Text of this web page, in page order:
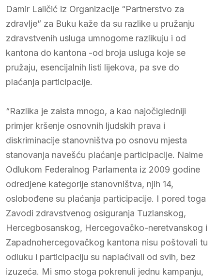
Damir Laličić iz Organizacije “Partnerstvo za
zdravlje” za Buku kaže da su razlike u pružanju
zdravstvenih usluga umnogome razlikuju i od
kantona do kantona -od broja usluga koje se
pružaju, esencijalnih listi lijekova, pa sve do
plaćanja participacije.
“Razlika je zaista mnogo, a kao najočigledniji
primjer kršenje osnovnih ljudskih prava i
diskriminacije stanovništva po osnovu mjesta
stanovanja navešću plaćanje participacije. Naime
Odlukom Federalnog Parlamenta iz 2009 godine
odredjene kategorije stanovništva, njih 14,
oslobođene su plaćanja participacije. I pored toga
Zavodi zdravstvenog osiguranja Tuzlanskog,
Hercegbosanskog, Hercegovačko-neretvanskog i
Zapadnohercegovačkog kantona nisu poštovali tu
odluku i participaciju su naplaćivali od svih, bez
izuzeća. Mi smo stoga pokrenuli jednu kampanju,